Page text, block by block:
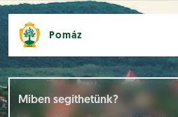
Pomáz